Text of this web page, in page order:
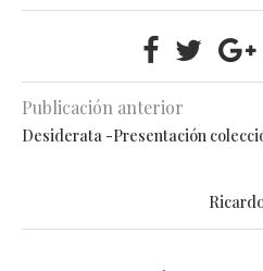
Publicación anterior
Desiderata -Presentación